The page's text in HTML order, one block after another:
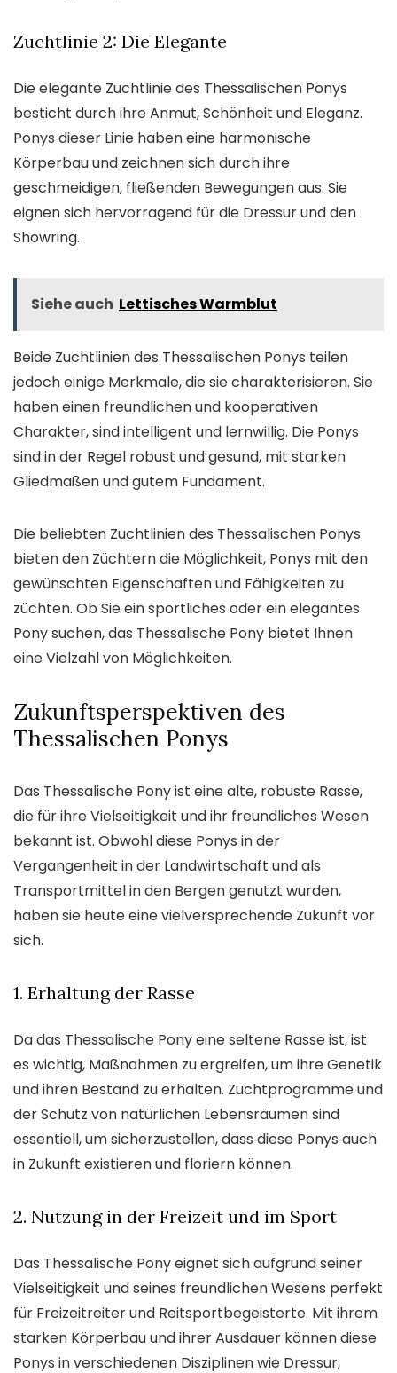
Zuchtlinie 2: Die Elegante
Die elegante Zuchtlinie des Thessalischen Ponys
besticht durch ihre Anmut, Schönheit und Eleganz.
Ponys dieser Linie haben eine harmonische
Körperbau und zeichnen sich durch ihre
geschmeidigen, fließenden Bewegungen aus. Sie
eignen sich hervorragend für die Dressur und den
Showring.
Siehe auch Lettisches Warmblut
Beide Zuchtlinien des Thessalischen Ponys teilen
jedoch einige Merkmale, die sie charakterisieren. Sie
haben einen freundlichen und kooperativen
Charakter, sind intelligent und lernwillig. Die Ponys
sind in der Regel robust und gesund, mit starken
Gliedmaßen und gutem Fundament.
Die beliebten Zuchtlinien des Thessalischen Ponys
bieten den Züchtern die Möglichkeit, Ponys mit den
gewünschten Eigenschaften und Fähigkeiten zu
züchten. Ob Sie ein sportliches oder ein elegantes
Pony suchen, das Thessalische Pony bietet Ihnen
eine Vielzahl von Möglichkeiten.
Zukunftsperspektiven des
Thessalischen Ponys
Das Thessalische Pony ist eine alte, robuste Rasse,
die für ihre Vielseitigkeit und ihr freundliches Wesen
bekannt ist. Obwohl diese Ponys in der
Vergangenheit in der Landwirtschaft und als
Transportmittel in den Bergen genutzt wurden,
haben sie heute eine vielversprechende Zukunft vor
sich.
1. Erhaltung der Rasse
Da das Thessalische Pony eine seltene Rasse ist, ist
es wichtig, Maßnahmen zu ergreifen, um ihre Genetik
und ihren Bestand zu erhalten. Zuchtprogramme und
der Schutz von natürlichen Lebensräumen sind
essentiell, um sicherzustellen, dass diese Ponys auch
in Zukunft existieren und floriern können.
2. Nutzung in der Freizeit und im Sport
Das Thessalische Pony eignet sich aufgrund seiner
Vielseitigkeit und seines freundlichen Wesens perfekt
für Freizeitreiter und Reitsportbegeisterte. Mit ihrem
starken Körperbau und ihrer Ausdauer können diese
Ponys in verschiedenen Disziplinen wie Dressur,